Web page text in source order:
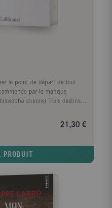
le point de départ de tout
par le manque
chinois) Trois destins
d'amour : Maria, une jeune
d'une beauté rare, Caroline,
sortes de gens : la femme
un détective privé, une
des loups et des agneaux...
de San Francisco
parisien, une ronde
21,30 €
PRODUIT